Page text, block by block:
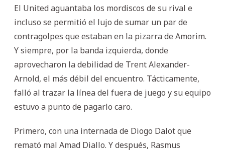
El United aguantaba los mordiscos de su rival e
incluso se permitió el lujo de sumar un par de
contragolpes que estaban en la pizarra de Amorim.
Y siempre, por la banda izquierda, donde
aprovecharon la debilidad de Trent Alexander-
Arnold, el más débil del encuentro. Tácticamente,
falló al trazar la línea del fuera de juego y su equipo
estuvo a punto de pagarlo caro.
Primero, con una internada de Diogo Dalot que
remató mal Amad Diallo. Y después, Rasmus